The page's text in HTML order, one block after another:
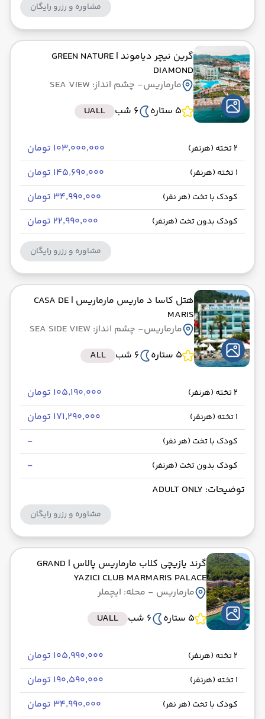
مشاوره و رزرو رایگان
گرین نیچر دیاموند | GREEN NATURE
DIAMOND
مارماریس- چشم انداز: SEA VIEW
5 ستاره
6 شب UALL
2 تخته (هرنفر) ۱۰۳٬۰۰۰٬۰۰۰ تومان
1 تخته (هرنفر) ۱۴۵٬۶۹۰٬۰۰۰ تومان
کودک با تخت (هر نفر) ۳۴٬۹۹۰٬۰۰۰ تومان
کودک بدون تخت (هرنفر) ۲۲٬۹۹۰٬۰۰۰ تومان
مشاوره و رزرو رایگان
هتل کاسا د ماریس مارماریس | CASA DE
MARIS
مارماریس- چشم انداز: SEA SIDE VIEW
5 ستاره
6 شب ALL
2 تخته (هرنفر) ۱۰۵٬۱۹۰٬۰۰۰ تومان
1 تخته (هرنفر) ۱۷۱٬۲۹۰٬۰۰۰ تومان
کودک با تخت (هر نفر) -
کودک بدون تخت (هرنفر)
-
توضیحات: ADULT ONLY
مشاوره و رزرو رایگان
گرند یازیچی کلاب مارماریس پالاس | GRAND
YAZICI CLUB MARMARIS PALACE
مارماریس - محله: ایچملر
5 ستاره
6 شب UALL
2 تخته (هرنفر) ۱۰۵٬۹۹۰٬۰۰۰ تومان
1 تخته (هرنفر) ۱۹۰٬۵۹۰٬۰۰۰ تومان
کودک با تخت (هر نفر) ۳۴٬۹۹۰٬۰۰۰ تومان